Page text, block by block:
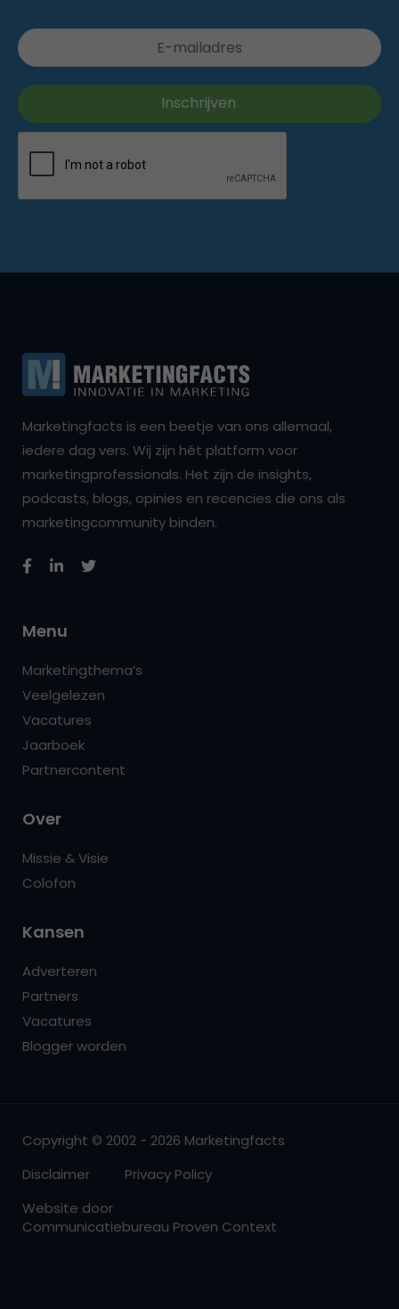
Marketingfacts is een beetje van ons allemaal,
iedere dag vers. Wij zijn hét platform voor
marketingprofessionals. Het zijn de insights,
podcasts, blogs, opinies en recencies die ons als
marketingcommunity binden.
Menu
Marketingthema’s
Veelgelezen
Vacatures
Jaarboek
Partnercontent
Over
Missie & Visie
Colofon
Kansen
Adverteren
Partners
Vacatures
Blogger worden
Copyright © 2002 - 2026 Marketingfacts
Disclaimer
Privacy Policy
Website door
Communicatiebureau Proven Context